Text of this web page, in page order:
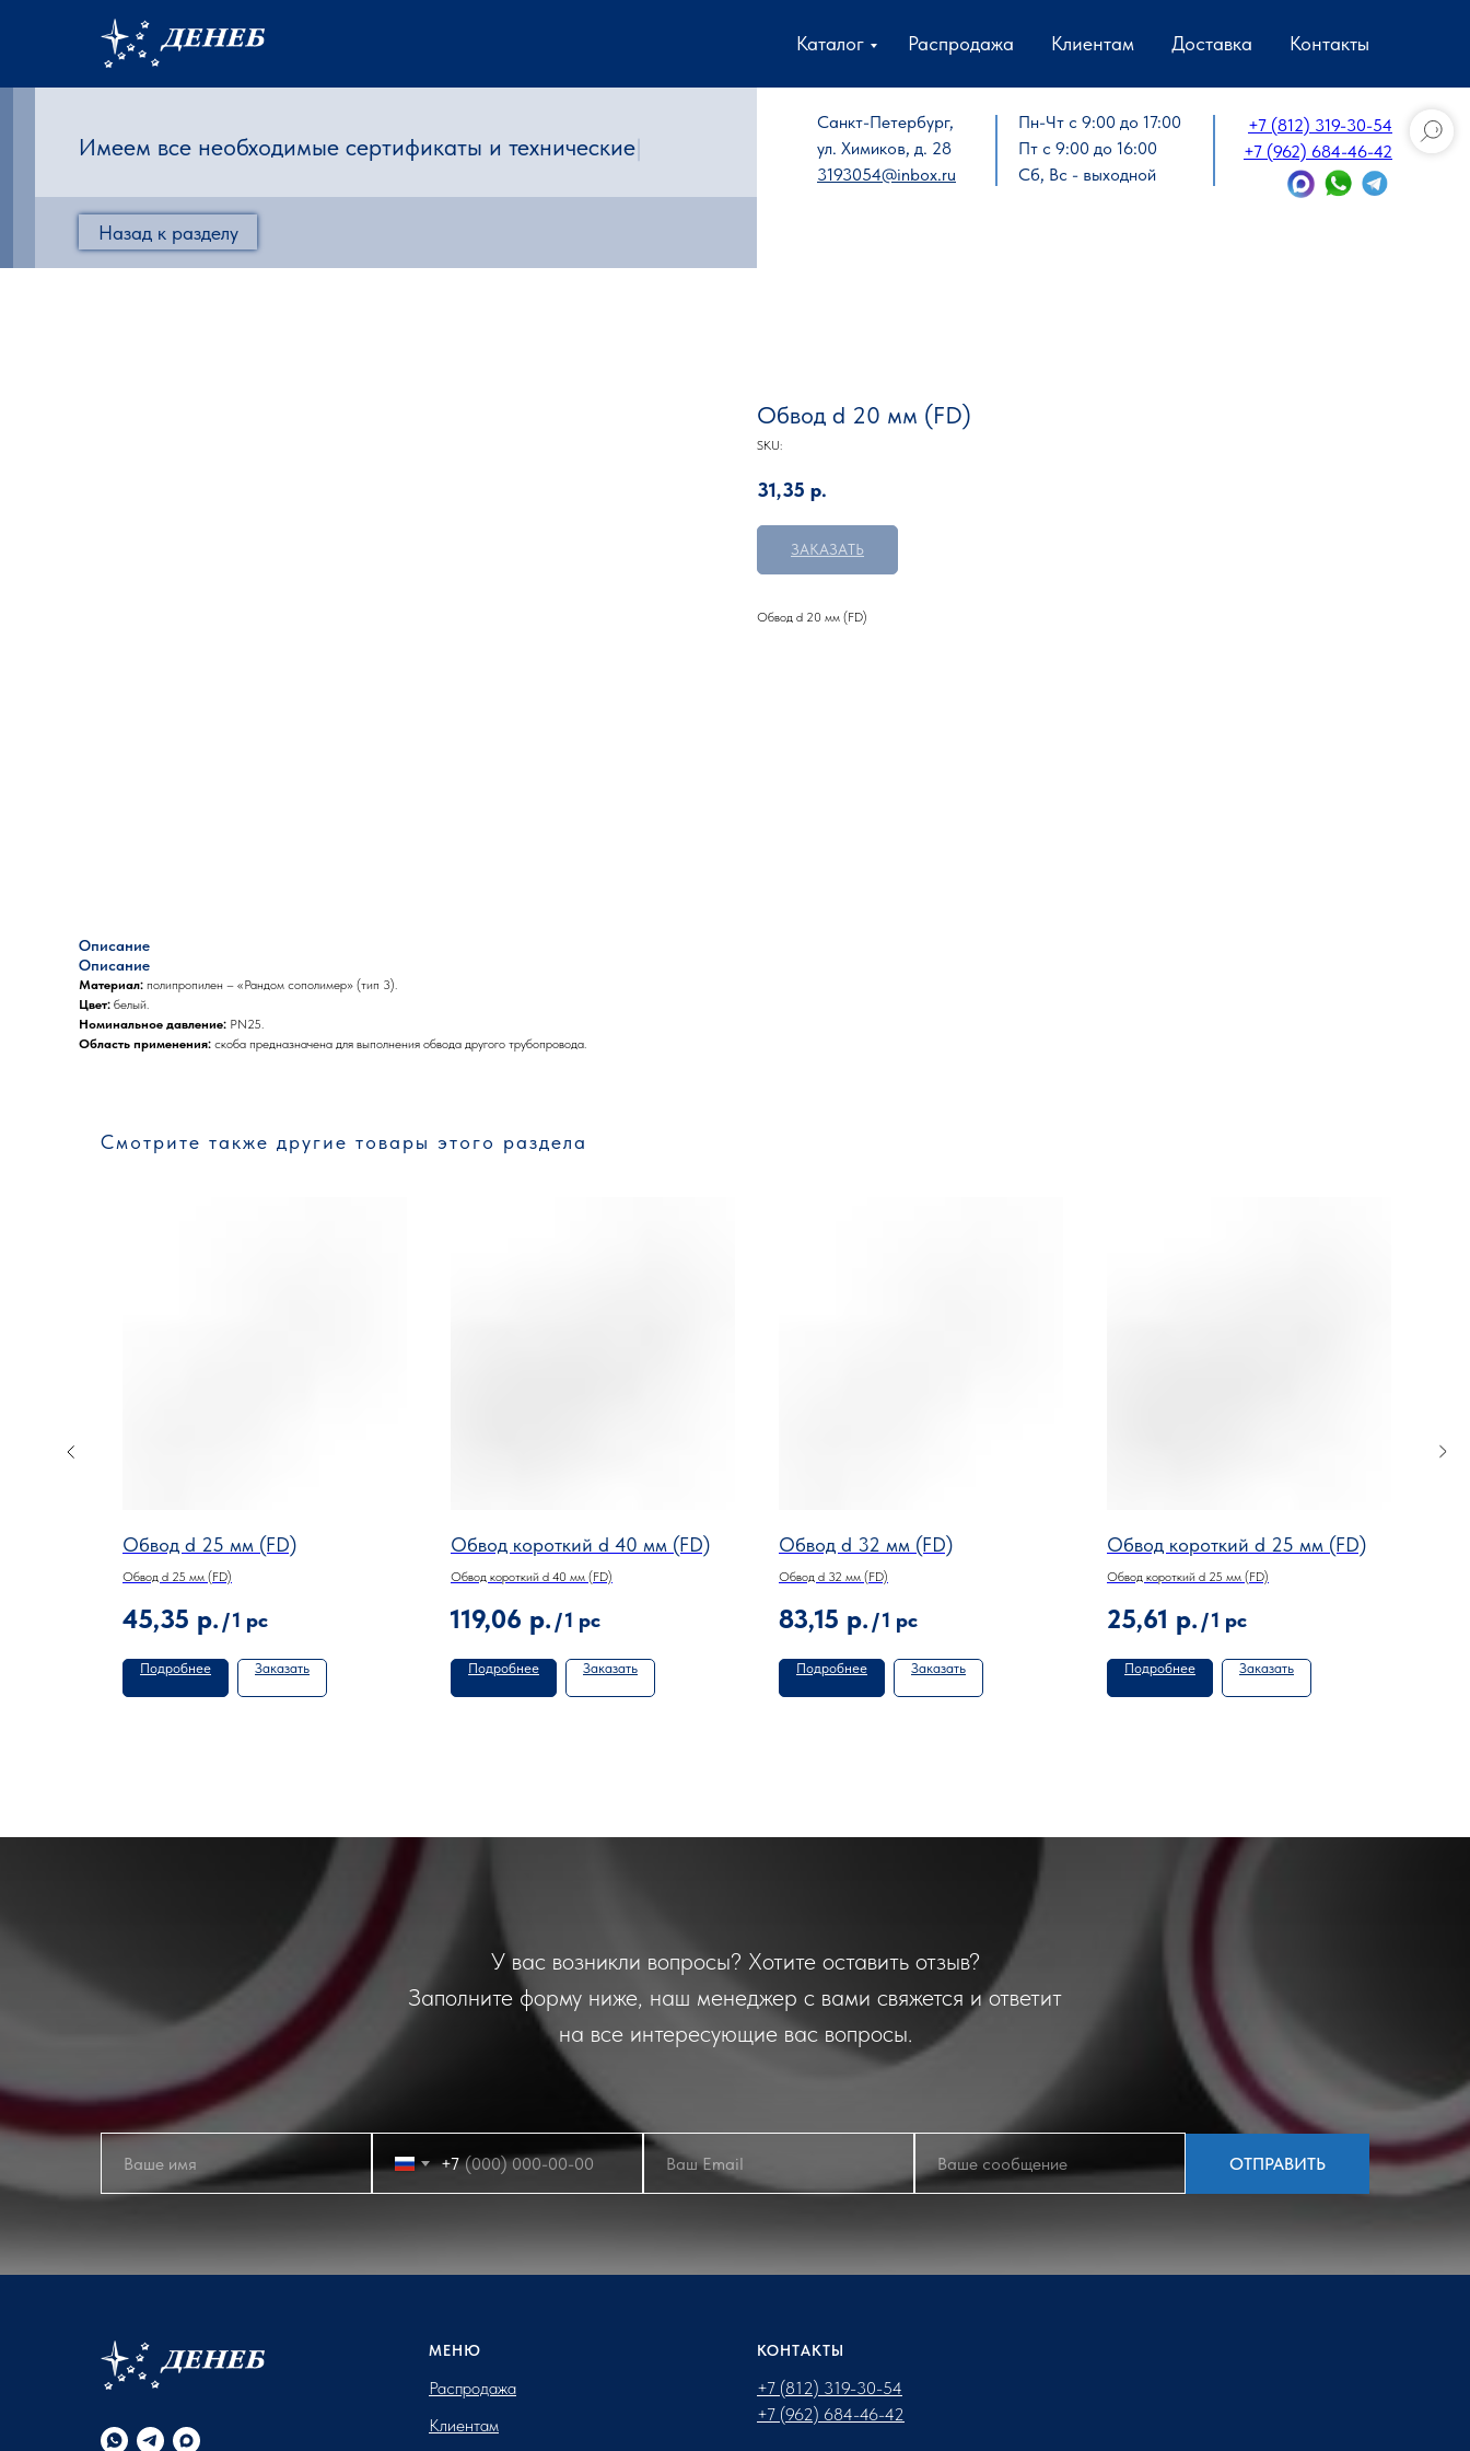
Каталог Распродажа Клиентам Доставка Контакты
+7 (812) 319-30-54
+7 (962) 684-46-42
Пн-Чт с 9:00 до 17:00
Пт с 9:00 до 16:00
Сб, Вс - выходной
Санкт-Петербург,
ул. Химиков, д. 28
3193054@inbox.ru
Имеем все необходимые сертификаты и технические каталоги
Назад к разделу
Обвод d 20 мм (FD)
SKU:
31,35 р.
ЗАКАЗАТЬ
Обвод d 20 мм (FD)
Описание
Описание
Материал: полипропилен – «Рандом сополимер» (тип 3).
Цвет: белый.
Номинальное давление: PN25.
Область применения: скоба предназначена для выполнения обвода другого трубопровода.
Смотрите также другие товары этого раздела
Обвод d 25 мм (FD)
Обвод d 25 мм (FD)
45,35 р. /1 pc
Подробнее Заказать
Обвод короткий d 40 мм (FD)
Обвод короткий d 40 мм (FD)
119,06 р. /1 pc
Подробнее Заказать
Обвод d 32 мм (FD)
Обвод d 32 мм (FD)
83,15 р. /1 pc
Подробнее Заказать
Обвод короткий d 25 мм (FD)
Обвод короткий d 25 мм (FD)
25,61 р. /1 pc
Подробнее Заказать
У вас возникли вопросы? Хотите оставить отзыв?
Заполните форму ниже, наш менеджер с вами свяжется и ответит
на все интересующие вас вопросы.
+7 ОТПРАВИТЬ
МЕНЮ
Распродажа
Клиентам
КОНТАКТЫ
+7 (812) 319-30-54
+7 (962) 684-46-42